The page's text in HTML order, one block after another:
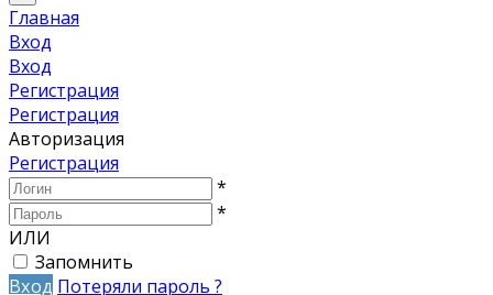
Главная
Вход
Вход
Регистрация
Регистрация
Авторизация
Регистрация
*
*
ИЛИ
Запомнить
Вход Потеряли пароль ?